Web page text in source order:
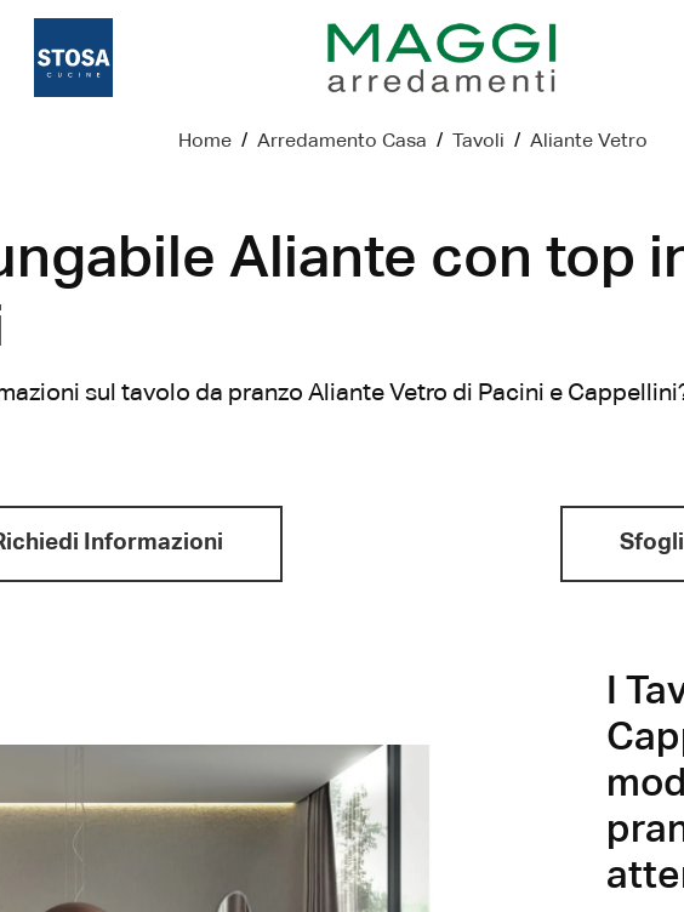
Home / Arredamento Casa / Tavoli / Aliante Vetro
Aliante con top
sul tavolo da pranzo Aliante Vetro di Pacini e
Informazioni
I